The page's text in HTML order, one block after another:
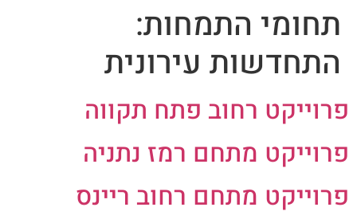
תחומי התמחות:
התחדשות עירונית
פרוייקט רחוב פתח תקווה
פרוייקט מתחם רמז נתניה
פרוייקט מתחם רחוב ריינס